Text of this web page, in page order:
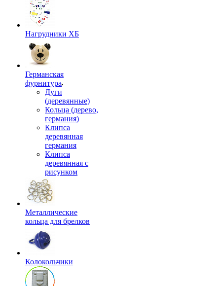
Нагрудники ХБ
Германская
фурнитура
Дуги
(деревянные)
Кольца (дерево,
германия)
Клипса
деревянная
германия
Клипса
деревянная с
рисунком
Металлические
кольца для брелков
Колокольчики